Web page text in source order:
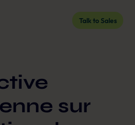
Talk to Sales
sur